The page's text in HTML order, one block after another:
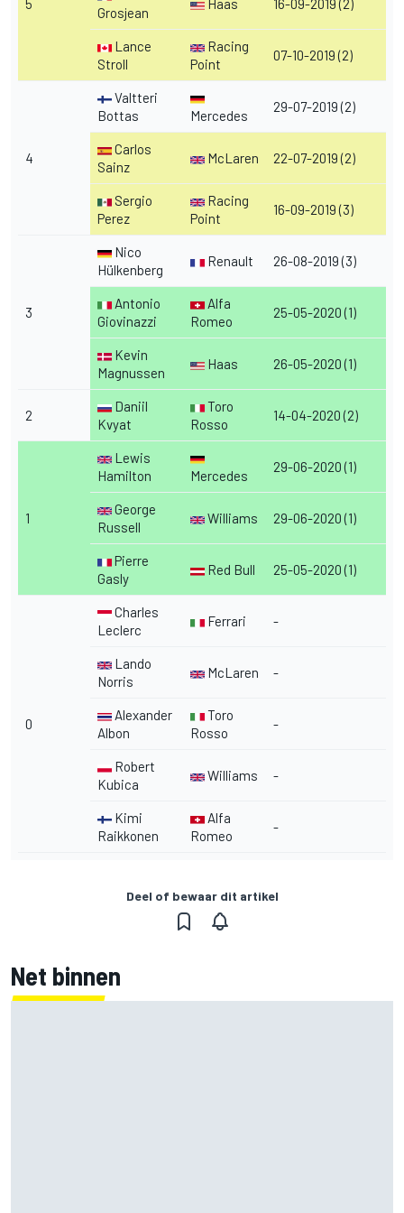
5
Grosjean
Haas 16-09-2019 (2)
Lance
Stroll
Racing
Point
07-10-2019 (2)
4
Valtteri
Bottas
Mercedes
29-07-2019 (2)
Carlos
Sainz
McLaren 22-07-2019 (2)
Sergio
Perez
Racing
Point
16-09-2019 (3)
3
Nico
Hülkenberg
Renault 26-08-2019 (3)
Antonio
Giovinazzi
Alfa
Romeo
25-05-2020 (1)
Kevin
Magnussen
Haas 26-05-2020 (1)
2
Daniil
Kvyat
Toro
Rosso
14-04-2020 (2)
1
Lewis
Hamilton
Mercedes
29-06-2020 (1)
George
Russell
Williams 29-06-2020 (1)
Pierre
Gasly
Red Bull 25-05-2020 (1)
0
Charles
Leclerc
Ferrari -
Lando
Norris
McLaren -
Alexander
Albon
Toro
Rosso
-
Robert
Kubica
Williams -
Kimi
Raikkonen
Alfa
Romeo
-
Deel of bewaar dit artikel
Net binnen